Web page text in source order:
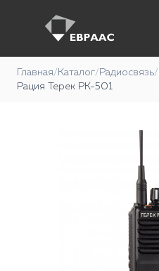
Главная/ Каталог/ Радиосвязь/
Рация Терек РК-501